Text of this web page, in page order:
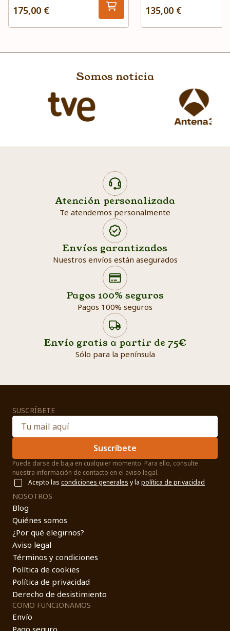
175,00 € 135,00 €
Somos noticia
Atención personalizada
Te atendemos personalmente
Envíos garantizados
Nuestros envíos están asegurados
Pagos 100% seguros
Pagos 100% seguros
Envío gratis a partir de 75€
Sólo para la península
Search products
SUSCRÍBETE
Suscríbete
Puede darse de baja en cualquier momento. Para ello, consulte
nuestra información de contacto en el aviso legal.
Acepto las condiciones generales y la política de privacidad
NOSOTROS
Blog
Quiénes somos
¿Por qué elegirnos?
Aviso legal
Términos y condiciones
Política de cookies
Política de privacidad
Derecho de desistimiento
COMO FUNCIONAMOS
Envío
Pago seguro